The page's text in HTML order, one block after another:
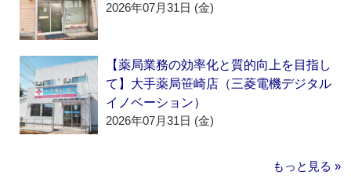
2026年07月31日 (金)
【薬局業務の効率化と質的向上を目指し
て】大手薬局笹崎店（三菱電機デジタル
イノベーション）
2026年07月31日 (金)
もっと見る »